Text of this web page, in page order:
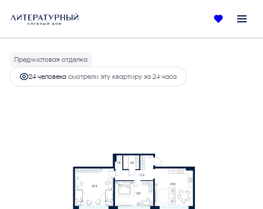
2-комнатная89.8 м 50 557 400 руб.
Ипотекаот 233 226 руб.
Предчистовая отделка
24 человекaсмотрели эту квартиру за 24 часа